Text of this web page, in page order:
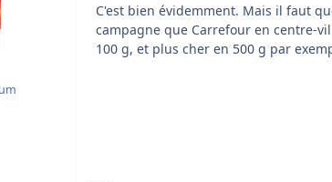
C'est bien évidemment. Mais il faut
campagne que Carrefour en centre-
100 g, et plus cher en 500 g par